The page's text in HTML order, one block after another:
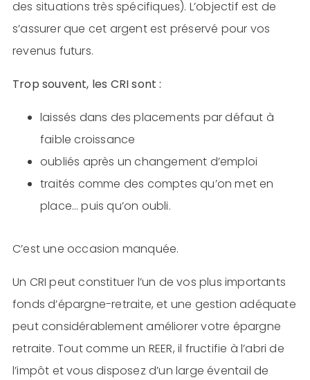
des situations très spécifiques). L’objectif est de
s’assurer que cet argent est préservé pour vos
revenus futurs.
Trop souvent, les CRI sont :
laissés dans des placements par défaut à
faible croissance
oubliés après un changement d’emploi
traités comme des comptes qu’on met en
place… puis qu’on oubli.
C’est une occasion manquée.
Un CRI peut constituer l’un de vos plus importants
fonds d’épargne-retraite, et une gestion adéquate
peut considérablement améliorer votre épargne
retraite. Tout comme un REER, il fructifie à l’abri de
l’impôt et vous disposez d’un large éventail de